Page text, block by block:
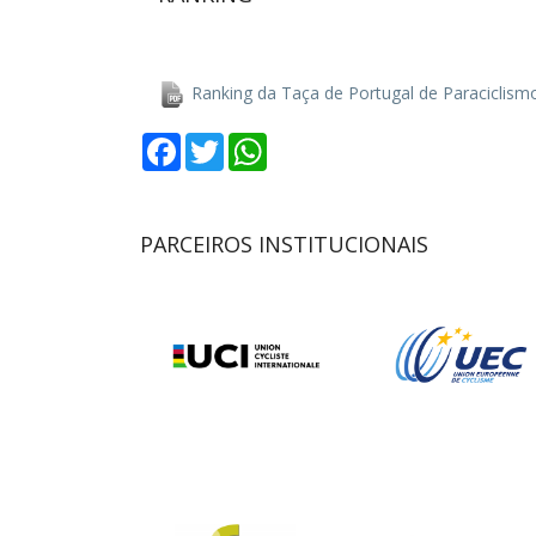
Ranking da Taça de Portugal de
Facebook
Twitter
PARCEIROS INSTITUCIONAIS